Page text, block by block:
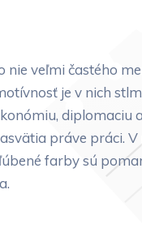
veľmi častého
je v nich
diplomaciu
práve práci.
farby sú